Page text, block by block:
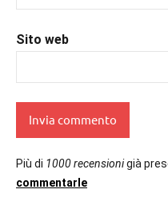
Sito web
Più di 1000 recensionigià
commentarle